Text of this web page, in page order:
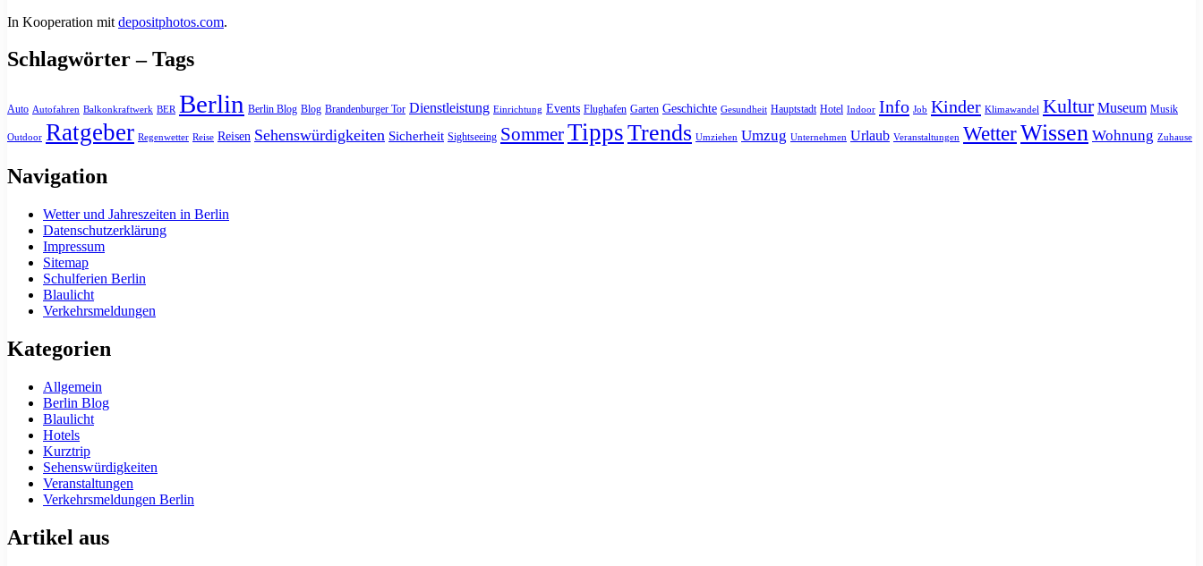
In Kooperation mit depositphotos.com.
Schlagwörter – Tags
Auto Autofahren Balkonkraftwerk BER Berlin Berlin Blog Blog Brandenburger Tor Dienstleistung Einrichtung Events Flughafen Garten Geschichte Gesundheit Hauptstadt Hotel Indoor Info Job Kinder Klimawandel Kultur Museum Musik
Outdoor Ratgeber Regenwetter Reise Reisen Sehenswürdigkeiten Sicherheit Sightseeing SommerTippsTrends Umziehen Umzug Unternehmen Urlaub Veranstaltungen WetterWissen Wohnung Zuhause
Navigation
Wetter und Jahreszeiten in Berlin
Datenschutzerklärung
Impressum
Sitemap
Schulferien Berlin
Blaulicht
Verkehrsmeldungen
Kategorien
Allgemein
Berlin Blog
Blaulicht
Hotels
Kurztrip
Sehenswürdigkeiten
Veranstaltungen
Verkehrsmeldungen Berlin
Artikel aus